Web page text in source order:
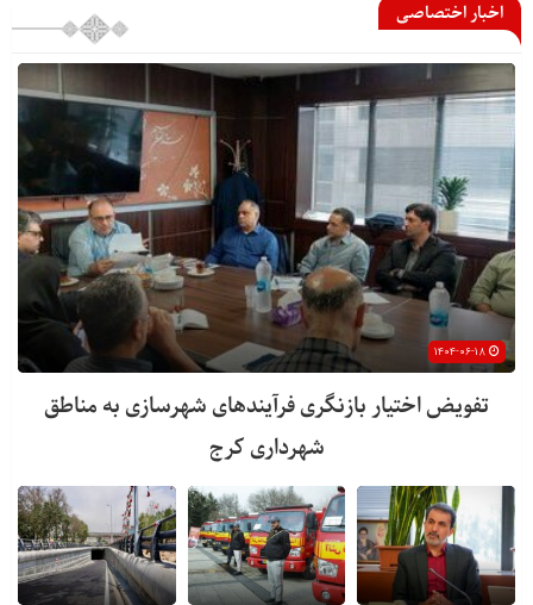
اخبار اختصاصی
تفویض اختیار بازنگری فرآیندهای شهرسازی به مناطق
شهرداری کرج